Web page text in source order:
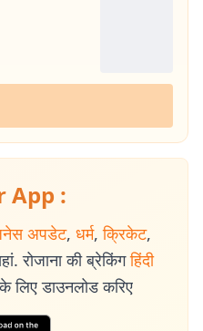
App :
अपडेट, धर्म, क्रिकेट,
रोजाना की ब्रेकिंग हिंदी
डाउनलोड करिए